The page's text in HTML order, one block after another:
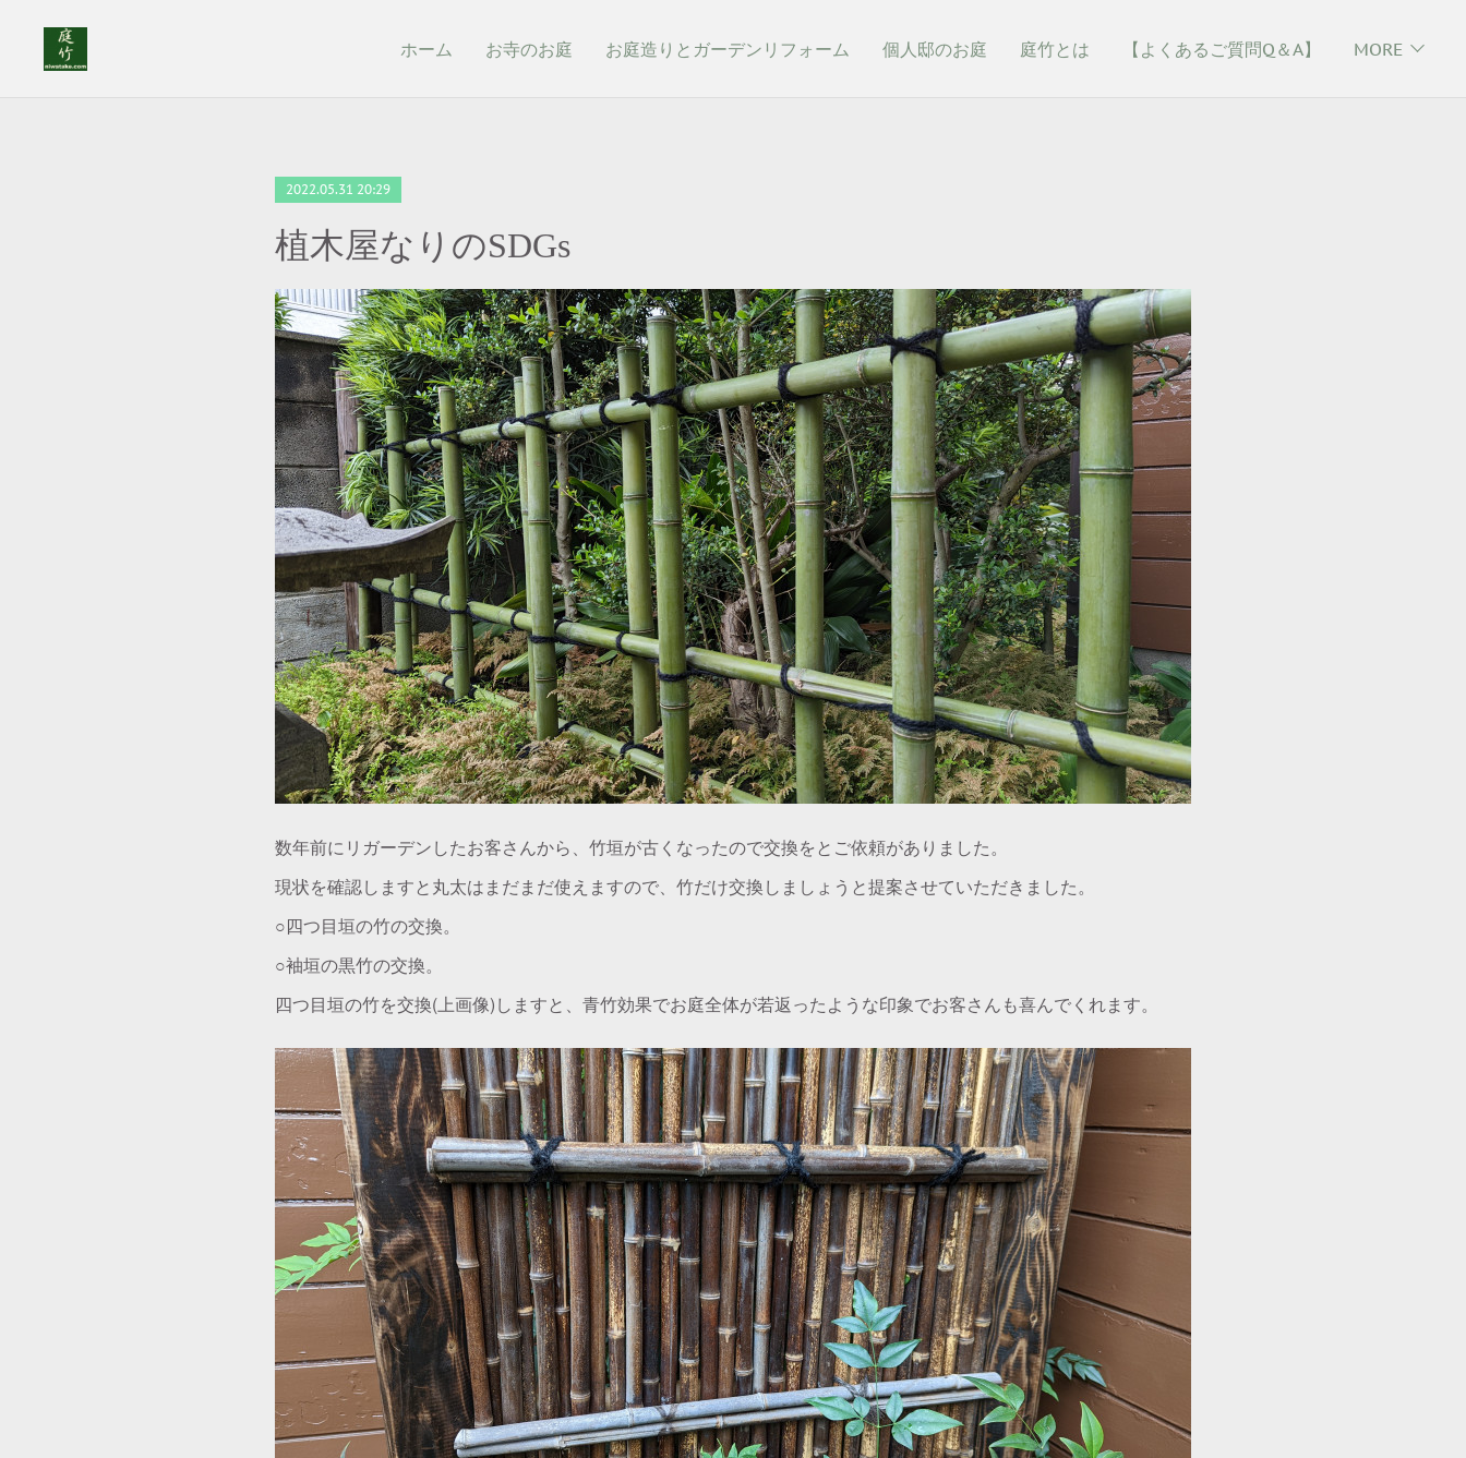
ホーム お寺のお庭 お庭造りとガーデンリフォーム 個人邸のお庭 庭竹とは 【よくあるご質問Q＆A】 MORE
2022.05.31 20:29
植木屋なりのSDGs
数年前にリガーデンしたお客さんから、竹垣が古くなったので交換をとご依頼がありました。
現状を確認しますと丸太はまだまだ使えますので、竹だけ交換しましょうと提案させていただきました。
○四つ目垣の竹の交換。
○袖垣の黒竹の交換。
四つ目垣の竹を交換(上画像)しますと、青竹効果でお庭全体が若返ったような印象でお客さんも喜んでくれます。